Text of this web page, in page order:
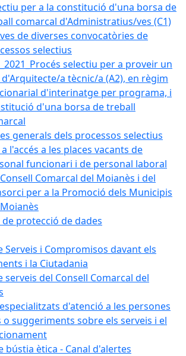
per a la constitució d'una borsa de
comarcal d'Administratius/ves (C1)
de diverses convocatòries de
selectius
selectiu per a proveir un
a tècnic/a (A2), en règim
d'interinatge per programa, i
d'una borsa de treball
generals dels processos selectius
l'accés a les places vacants de
funcionari i de personal laboral
Comarcal del Moianès i del
per a la Promoció dels Municipis
protecció de dades
Serveis i Compromisos davant els
i la Ciutadania
serveis del Consell Comarcal del
d'atenció a les persones
o suggeriments sobre els serveis i el
bústia ètica - Canal d'alertes